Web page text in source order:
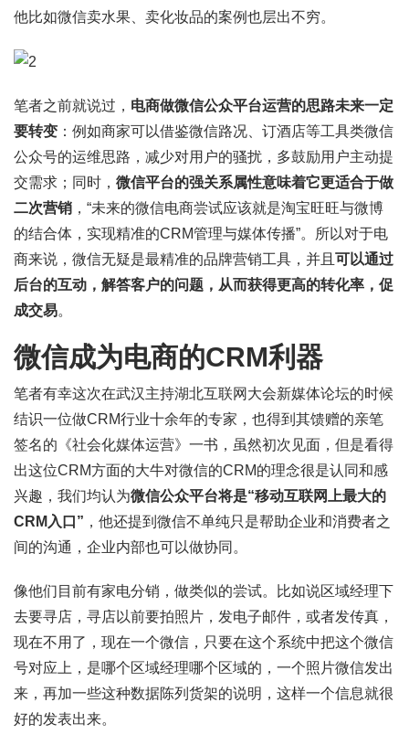
他比如微信卖水果、卖化妆品的案例也层出不穷。
笔者之前就说过， 电商做微信公众平台运营的思路未来一定
要转变 ：例如商家可以借鉴微信路况、订酒店等工具类微信
公众号的运维思路，减少对用户的骚扰，多鼓励用户主动提
交需求；同时， 微信平台的强关系属性意味着它更适合于做
二次营销 ，“未来的微信电商尝试应该就是淘宝旺旺与微博
的结合体，实现精准的CRM管理与媒体传播”。所以对于电
商来说，微信无疑是最精准的品牌营销工具，并且 可以通过
后台的互动，解答客户的问题，从而获得更高的转化率，促
成交易。
微信成为电商的CRM利器
笔者有幸这次在武汉主持湖北互联网大会新媒体论坛的时候
结识一位做CRM行业十余年的专家，也得到其馈赠的亲笔
签名的《社会化媒体运营》一书，虽然初次见面，但是看得
出这位CRM方面的大牛对微信的CRM的理念很是认同和感
兴趣，我们均认为微信公众平台将是“移动互联网上最大的
CRM入口” ，他还提到微信不单纯只是帮助企业和消费者之
间的沟通，企业内部也可以做协同。
像他们目前有家电分销，做类似的尝试。比如说区域经理下
去要寻店，寻店以前要拍照片，发电子邮件，或者发传真，
现在不用了，现在一个微信，只要在这个系统中把这个微信
号对应上，是哪个区域经理哪个区域的，一个照片微信发出
来，再加一些这种数据陈列货架的说明，这样一个信息就很
好的发表出来。